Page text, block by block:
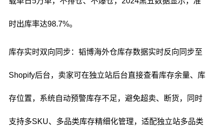
时出库率达98.7%。
库存实时双向同步：韬博海外仓库存数据实时反向同步至
Shopify后台，卖家可在独立站后台直接查看库存余量、库
存位置，系统自动预警库存不足，避免超卖、断货，同时
支持多SKU、多品类库存精细化管理，适配独立站多品类